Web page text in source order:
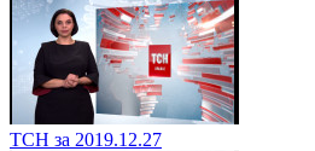
ТСН за 2019.12.27